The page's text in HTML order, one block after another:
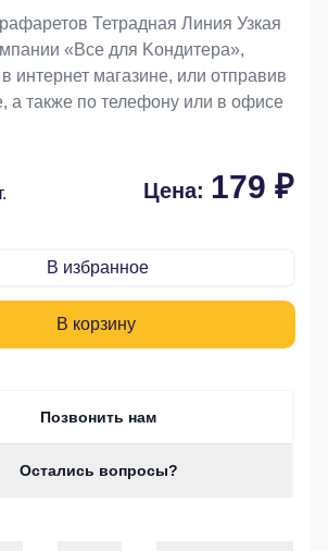
Тетрадная Линия Узкая
«Bce для Koндитeрa»,
интернет магазине, или отправив
а также по телефону или в офисе
Цена: 179 ₽
В избранное
В корзину
Позвонить нам
Остались вопросы?